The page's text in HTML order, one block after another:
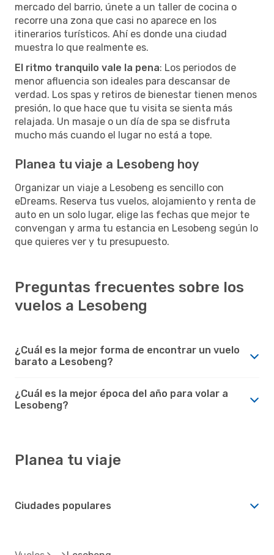
mercado del barrio, únete a un taller de cocina o
recorre una zona que casi no aparece en los
itinerarios turísticos. Ahí es donde una ciudad
muestra lo que realmente es.
El ritmo tranquilo vale la pena: Los periodos de
menor afluencia son ideales para descansar de
verdad. Los spas y retiros de bienestar tienen menos
presión, lo que hace que tu visita se sienta más
relajada. Un masaje o un día de spa se disfruta
mucho más cuando el lugar no está a tope.
Planea tu viaje a Lesobeng hoy
Organizar un viaje a Lesobeng es sencillo con
eDreams. Reserva tus vuelos, alojamiento y renta de
auto en un solo lugar, elige las fechas que mejor te
convengan y arma tu estancia en Lesobeng según lo
que quieres ver y tu presupuesto.
Preguntas frecuentes sobre los
vuelos a Lesobeng
¿Cuál es la mejor forma de encontrar un vuelo
barato a Lesobeng?
¿Cuál es la mejor época del año para volar a
Lesobeng?
Planea tu viaje
Ciudades populares